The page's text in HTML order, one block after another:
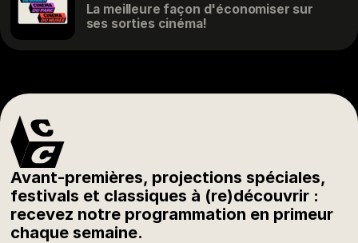
La meilleure façon d'économiser sur
ses sorties cinéma!
Avant-premières, projections spéciales,
festivals et classiques à (re)découvrir :
recevez notre programmation en primeur
chaque semaine.